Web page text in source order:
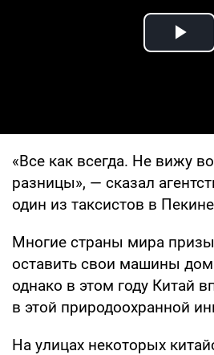
«Все как всегда. Не вижу
разницы», — сказал
один из таксистов в
Многие страны мира
оставить свои машины
однако в этом году Китай
в этой природоохранной
На улицах некоторых